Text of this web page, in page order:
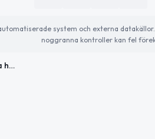
system och externa
noggranna kontroller kan fel
Väderprognos och viktiga händelser för 31 januari